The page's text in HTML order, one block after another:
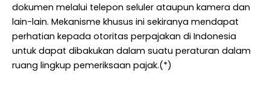
dokumen melalui telepon seluler ataupun kamera dan
lain-lain. Mekanisme khusus ini sekiranya mendapat
perhatian kepada otoritas perpajakan di Indonesia
untuk dapat dibakukan dalam suatu peraturan dalam
ruang lingkup pemeriksaan pajak.(*)